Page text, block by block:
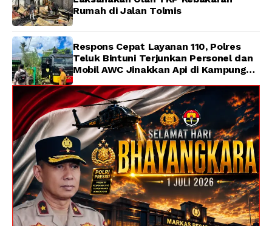
Rumah di Jalan Tolmis
Respons Cepat Layanan 110, Polres
Teluk Bintuni Terjunkan Personel dan
Mobil AWC Jinakkan Api di Kampung